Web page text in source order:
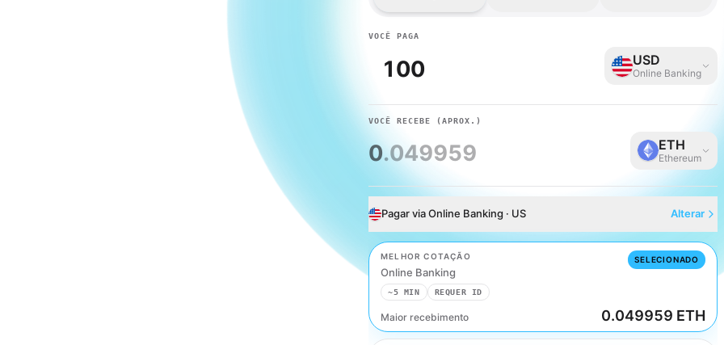
VOCÊ PAGA
USD
Online Banking
VOCÊ RECEBE (APROX.)
0.049959 ETH
Ethereum
Pagar via Online Banking · US Alterar
MELHOR COTAÇÃO
Online Banking
SELECIONADO
~5 MIN REQUER ID
Maior recebimento 0.049959 ETH
Online Banking